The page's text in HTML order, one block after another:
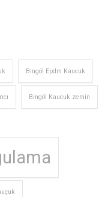
Bingöl Epdm Kaucuk
Bingöl Kaucuk zemin